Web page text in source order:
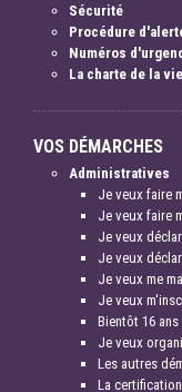
Sécurité
Procédure
Numéros
La charte de la
VOS DÉMARCHES
Administratives
Je veux faire
Je veux faire
Je veux
Je veux
Je veux me
Je veux
Bientôt 16
Je veux
Les autres
La